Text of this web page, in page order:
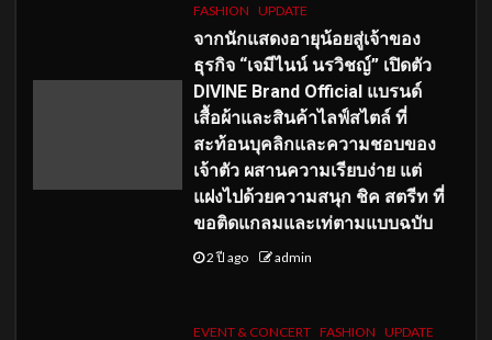
FASHION UPDATE
จากนักแสดงอายุน้อยสู่เจ้าของ
ธุรกิจ “เจมีไนน์ นรวิชญ์” เปิดตัว
DIVINE Brand Official แบรนด์
เสื้อผ้าและสินค้าไลฟ์สไตล์ ที่
สะท้อนบุคลิกและความชอบของ
เจ้าตัว ผสานความเรียบง่าย แต่
แฝงไปด้วยความสนุก ชิค สตรีท ที่
ขอติดแกลมและเท่ตามแบบฉบับ
2 ปี ago admin
EVENT & CONCERT FASHION UPDATE